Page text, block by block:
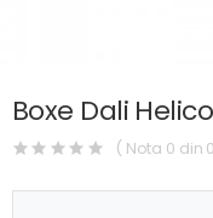
Boxe Dali
( Nota 0 din